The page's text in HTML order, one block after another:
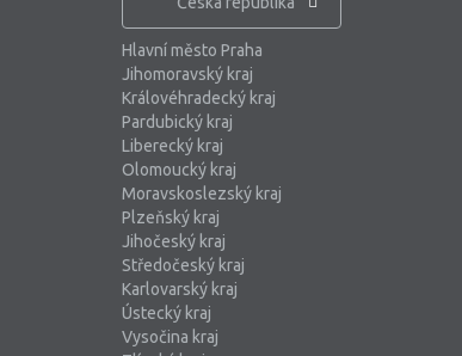
Hlavní město Praha
Jihomoravský kraj
Královéhradecký kraj
Pardubický kraj
Liberecký kraj
Olomoucký kraj
Moravskoslezský kraj
Plzeňský kraj
Jihočeský kraj
Středočeský kraj
Karlovarský kraj
Ústecký kraj
Vysočina kraj